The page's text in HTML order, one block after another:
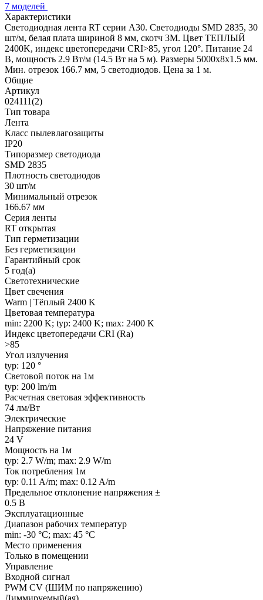
7 моделей
Характеристики
Светодиодная лента RT серии A30. Светодиоды SMD 2835, 30
шт/м, белая плата шириной 8 мм, скотч 3M. Цвет ТЕПЛЫЙ
2400K, индекс цветопередачи CRI>85, угол 120°. Питание 24
В, мощность 2.9 Вт/м (14.5 Вт на 5 м). Размеры 5000x8x1.5 мм.
Мин. отрезок 166.7 мм, 5 светодиодов. Цена за 1 м.
Общие
Артикул
024111(2)
Тип товара
Лента
Класс пылевлагозащиты
IP20
Типоразмер светодиода
SMD 2835
Плотность светодиодов
30 шт/м
Минимальный отрезок
166.67 мм
Серия ленты
RT открытая
Тип герметизации
Без герметизации
Гарантийный срок
5 год(а)
Светотехнические
Цвет свечения
Warm | Тёплый 2400 K
Цветовая температура
min: 2200 K; typ: 2400 K; max: 2400 K
Индекс цветопередачи CRI (Ra)
>85
Угол излучения
typ: 120 °
Световой поток на 1м
typ: 200 lm/m
Расчетная световая эффективность
74 лм/Вт
Электрические
Напряжение питания
24 V
Мощность на 1м
typ: 2.7 W/m; max: 2.9 W/m
Ток потребления 1м
typ: 0.11 A/m; max: 0.12 A/m
Предельное отклонение напряжения ±
0.5 В
Эксплуатационные
Диапазон рабочих температур
min: -30 °C; max: 45 °C
Место применения
Только в помещении
Управление
Входной сигнал
PWM СV (ШИМ по напряжению)
Диммируемый(ая)